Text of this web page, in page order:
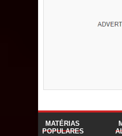
MATÉRIAS
POPULARES